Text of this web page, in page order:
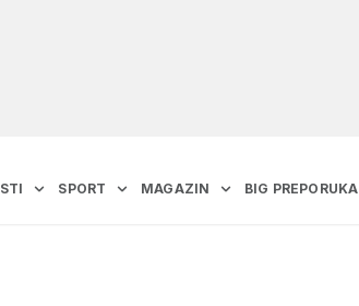
SPORT MAGAZIN BIG PREPORUKA